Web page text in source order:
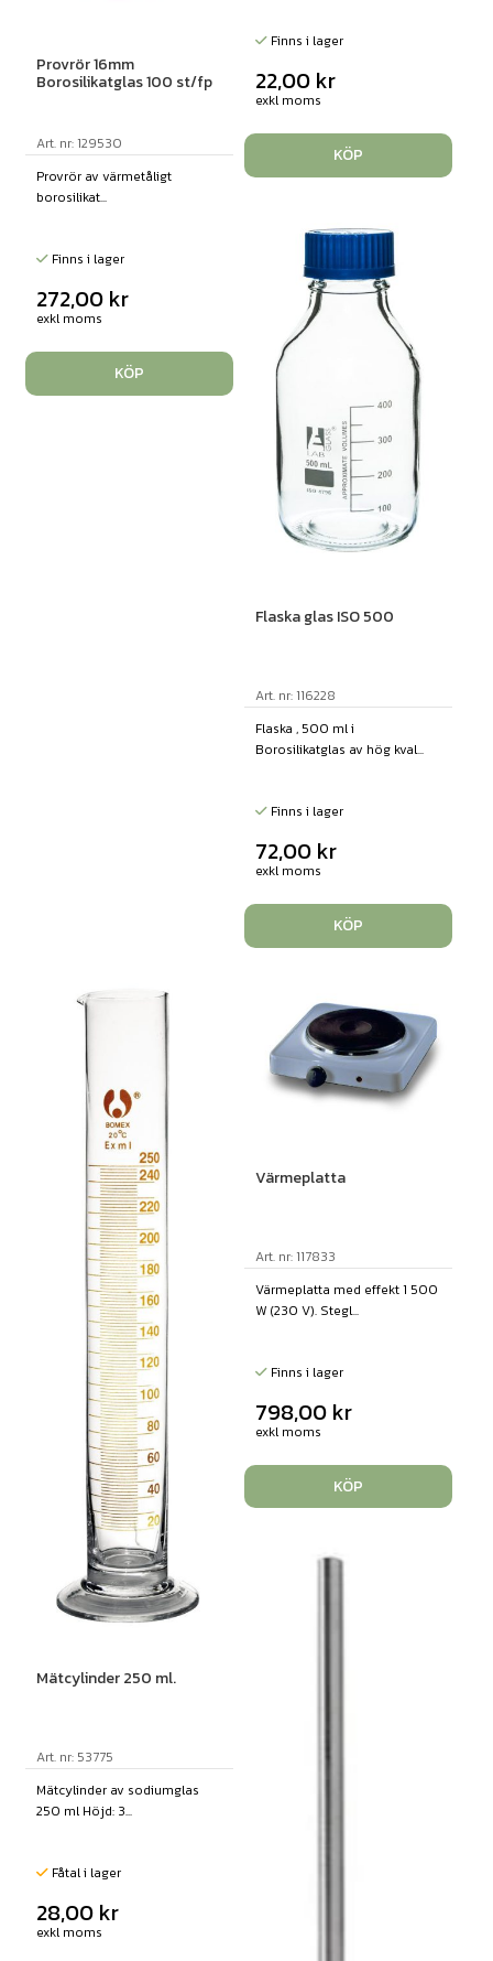
Provrör 16mm
Borosilikatglas 100 st/fp
Art. nr: 129530
Provrör av värmetåligt
borosilikat...
Finns i lager
272,00 kr
exkl moms
KÖP
Finns i lager
22,00 kr
exkl moms
KÖP
Flaska glas ISO 500
Art. nr: 116228
Flaska , 500 ml i
Borosilikatglas av hög kval...
Finns i lager
72,00 kr
exkl moms
KÖP
Mätcylinder 250 ml.
Art. nr: 53775
Mätcylinder av sodiumglas
250 ml Höjd: 3...
Fåtal i lager
28,00 kr
exkl moms
Värmeplatta
Art. nr: 117833
Värmeplatta med effekt 1 500
W (230 V). Stegl...
Finns i lager
798,00 kr
exkl moms
KÖP